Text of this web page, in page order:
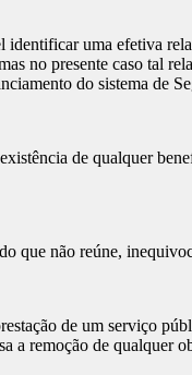
uma efetiva
no presente caso tal
do sistema de
de qualquer
não reúne,
de um serviço
remoção de qualquer